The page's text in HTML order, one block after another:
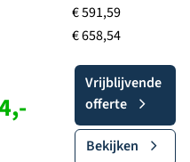
€ 591,59
€ 658,54
Vrijblijvende
offerte
Bekijken